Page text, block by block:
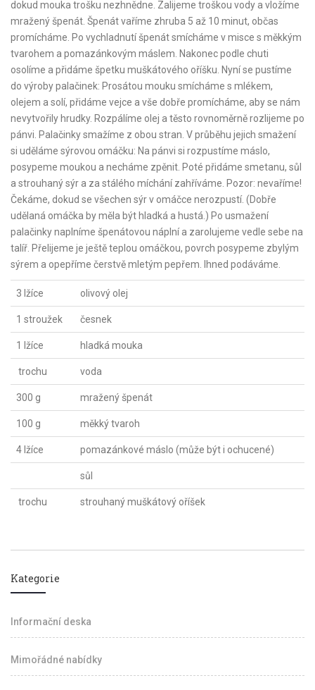
dokud mouka trošku nezhnědne. Zalijeme troškou vody a vložíme
mražený špenát. Špenát vaříme zhruba 5 až 10 minut, občas
promícháme. Po vychladnutí špenát smícháme v misce s měkkým
tvarohem a pomazánkovým máslem. Nakonec podle chuti
osolíme a přidáme špetku muškátového oříšku. Nyní se pustíme
do výroby palačinek: Prosátou mouku smícháme s mlékem,
olejem a solí, přidáme vejce a vše dobře promícháme, aby se nám
nevytvořily hrudky. Rozpálíme olej a těsto rovnoměrně rozlijeme po
pánvi. Palačinky smažíme z obou stran. V průběhu jejich smažení
si uděláme sýrovou omáčku: Na pánvi si rozpustíme máslo,
posypeme moukou a necháme zpěnit. Poté přidáme smetanu, sůl
a strouhaný sýr a za stálého míchání zahříváme. Pozor: nevaříme!
Čekáme, dokud se všechen sýr v omáčce nerozpustí. (Dobře
udělaná omáčka by měla být hladká a hustá.) Po usmažení
palačinky naplníme špenátovou náplní a zarolujeme vedle sebe na
talíř. Přelijeme je ještě teplou omáčkou, povrch posypeme zbylým
sýrem a opepříme čerstvě mletým pepřem. Ihned podáváme.
3 lžíce olivový olej
1 stroužek česnek
1 lžíce hladká mouka
trochu voda
300 g mražený špenát
100 g měkký tvaroh
4 lžíce pomazánkové máslo (může být i ochucené)
sůl
trochu strouhaný muškátový oříšek
Kategorie
Informační deska
Mimořádné nabídky